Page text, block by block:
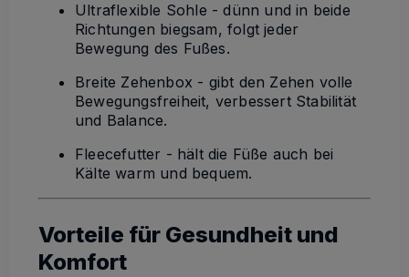
Ultraflexible Sohle - dünn und in beide
Richtungen biegsam, folgt jeder
Bewegung des Fußes.
Breite Zehenbox - gibt den Zehen volle
Bewegungsfreiheit, verbessert Stabilität
und Balance.
Fleecefutter - hält die Füße auch bei
Kälte warm und bequem.
Vorteile für Gesundheit und
Komfort